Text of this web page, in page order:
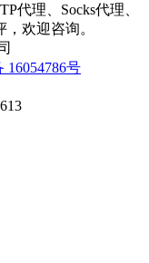
代理、Socks代理、
欢迎咨询。
16054786号